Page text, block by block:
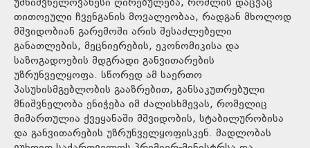
უმნიშვნელოვანესი ღირებულება, რომლის დაცვაც
თითოეული ჩვენგანის მოვალეობაა, რადგან მხოლოდ
მშვიდობიან გარემოში არის შესაძლებელი
განათლების, მეცნიერების, ეკონომიკისა და
საზოგადოების მდგრადი განვითარების
უზრუნველყოფა. სწორედ ამ საერთო
პასუხისმგებლობის გააზრებით, განსაკუთრებული
მნიშვნელობა ენიჭება იმ ძალისხმევას, რომელიც
მიმართულია ქვეყანაში მშვიდობის, სტაბილურობისა
და განვითარების უზრუნველყოფისკენ. მადლობას